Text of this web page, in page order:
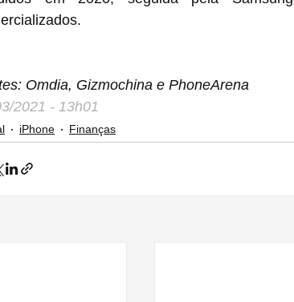
Omdia, Gizmochina e PhoneArena
2021 - 13h01
iPhone Finanças